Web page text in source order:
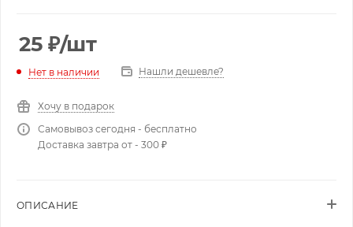
25 ₽/шт
Нет в наличии Нашли дешевле?
Хочу в подарок
Самовывоз сегодня - бесплатно
Доставка завтра от - 300 ₽
ОПИСАНИЕ